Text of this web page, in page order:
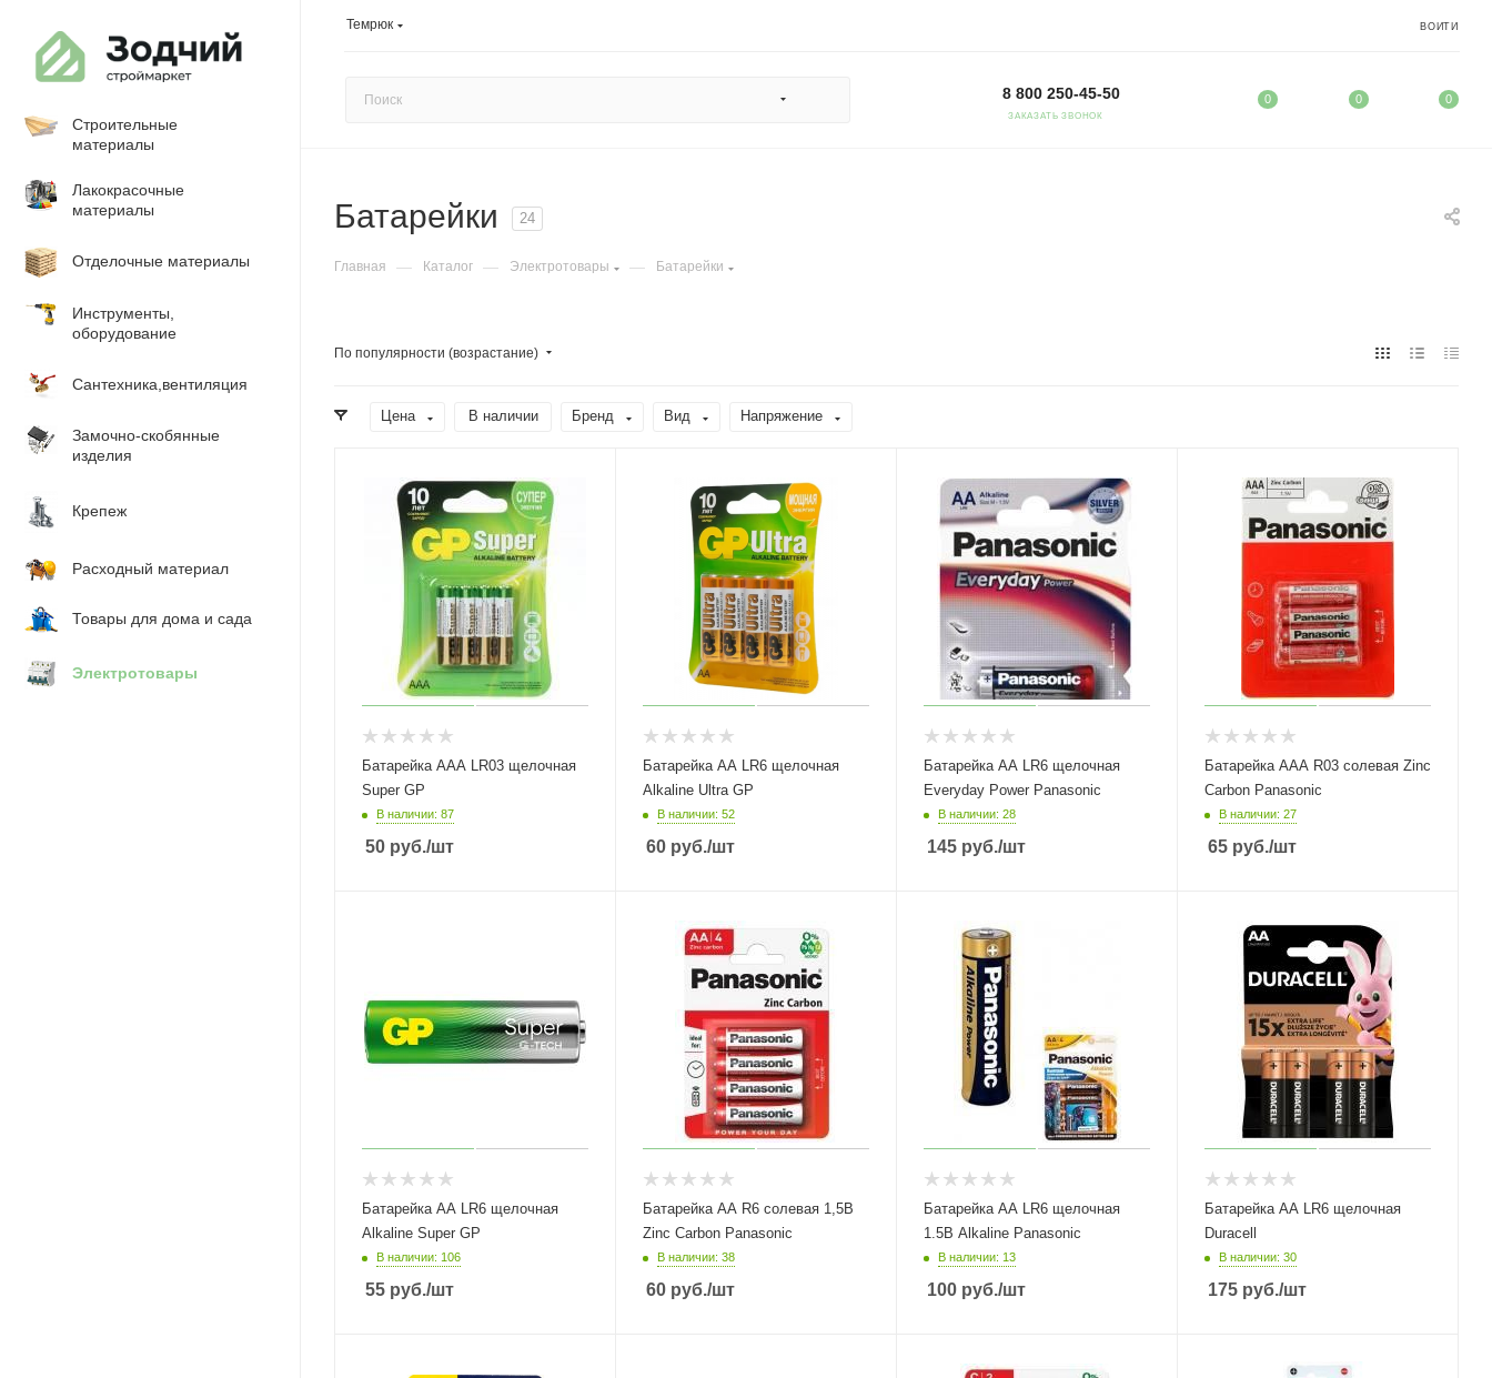
Темрюк ВОЙТИ
8 800 250-45-50
ЗАКАЗАТЬ ЗВОНОК
0 0 0
Строительные
материалы
Лакокрасочные
материалы
Отделочные материалы
Инструменты,
оборудование
Сантехника,вентиляция
Замочно-скобянные
изделия
Крепеж
Расходный материал
Товары для дома и сада
Электротовары
Батарейки 24
Главная — Каталог — Электротовары — Батарейки
По популярности (возрастание)
Цена В наличии Бренд Вид Напряжение
Батарейка ААА LR03 щелочная
Super GP
В наличии: 87
50 руб./шт
Батарейка АА LR6 щелочная
Alkaline Ultra GP
В наличии: 52
60 руб./шт
Батарейка АА LR6 щелочная
Everyday Power Panasonic
В наличии: 28
145 руб./шт
Батарейка ААА R03 солевая Zinc
Carbon Panasonic
В наличии: 27
65 руб./шт
Батарейка АА LR6 щелочная
Alkaline Super GP
В наличии: 106
55 руб./шт
Батарейка АА R6 солевая 1,5B
Zinc Carbon Panasonic
В наличии: 38
60 руб./шт
Батарейка АА LR6 щелочная
1.5B Alkaline Panasonic
В наличии: 13
100 руб./шт
Батарейка АА LR6 щелочная
Duracell
В наличии: 30
175 руб./шт